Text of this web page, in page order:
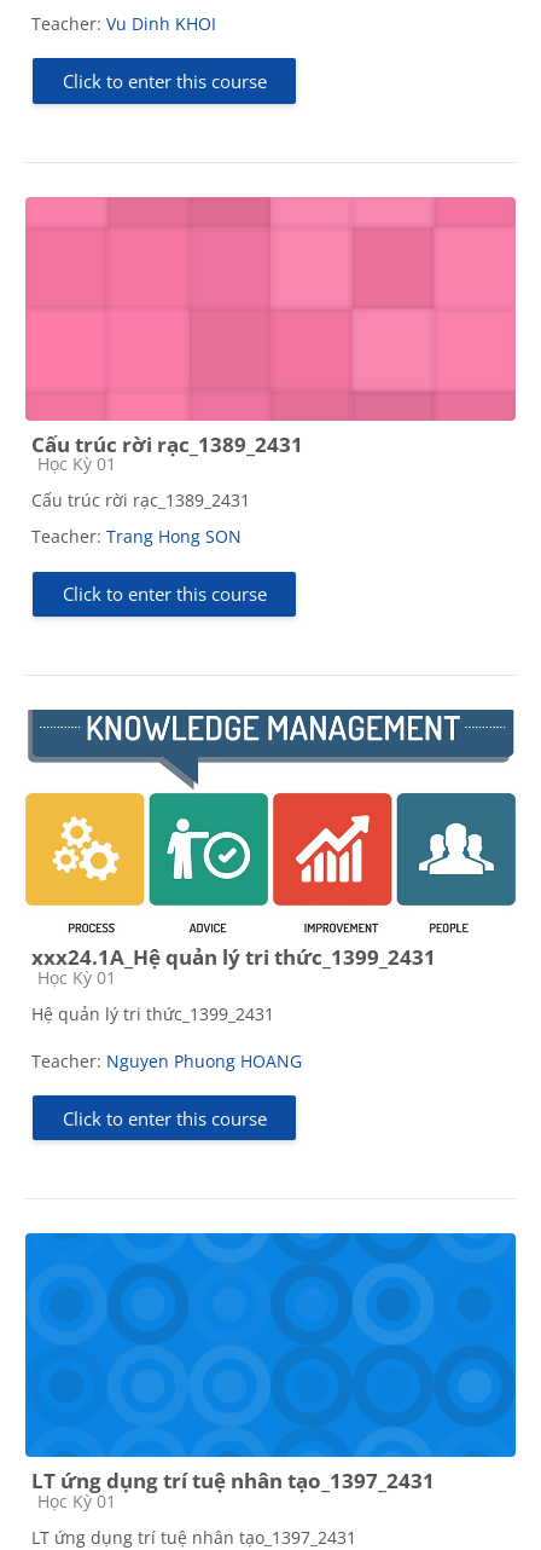
Teacher: Vu Dinh KHOI
Click to enter this course
Cấu trúc rời rạc_1389_2431
Course category
Học Kỳ 01
Cấu trúc rời rạc_1389_2431
Teacher: Trang Hong SON
Click to enter this course
xxx24.1A_Hệ quản lý tri thức_1399_2431
Course category
Học Kỳ 01
Hệ quản lý tri thức_1399_2431
Teacher: Nguyen Phuong HOANG
Click to enter this course
LT ứng dụng trí tuệ nhân tạo_1397_2431
Course category
Học Kỳ 01
LT ứng dụng trí tuệ nhân tạo_1397_2431